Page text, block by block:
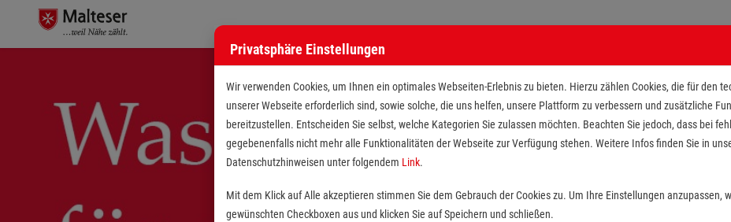
Privatsphäre Einstellungen
Wir verwenden Cookies, um Ihnen ein optimales Webseiten-Erlebnis zu bieten. Hierzu zählen Cookies, die für den
unserer Webseite erforderlich sind, sowie solche, die uns helfen, unsere Plattform zu verbessern und zusätzliche
bereitzustellen. Entscheiden Sie selbst, welche Kategorien Sie zulassen möchten. Beachten Sie jedoch, dass bei
gegebenenfalls nicht mehr alle Funktionalitäten der Webseite zur Verfügung stehen. Weitere Infos finden Sie in
Datenschutzhinweisen unter folgendem Link.
Mit dem Klick auf Alle akzeptieren stimmen Sie dem Gebrauch der Cookies zu. Um Ihre Einstellungen anzupassen,
gewünschten Checkboxen aus und klicken Sie auf Speichern und schließen.